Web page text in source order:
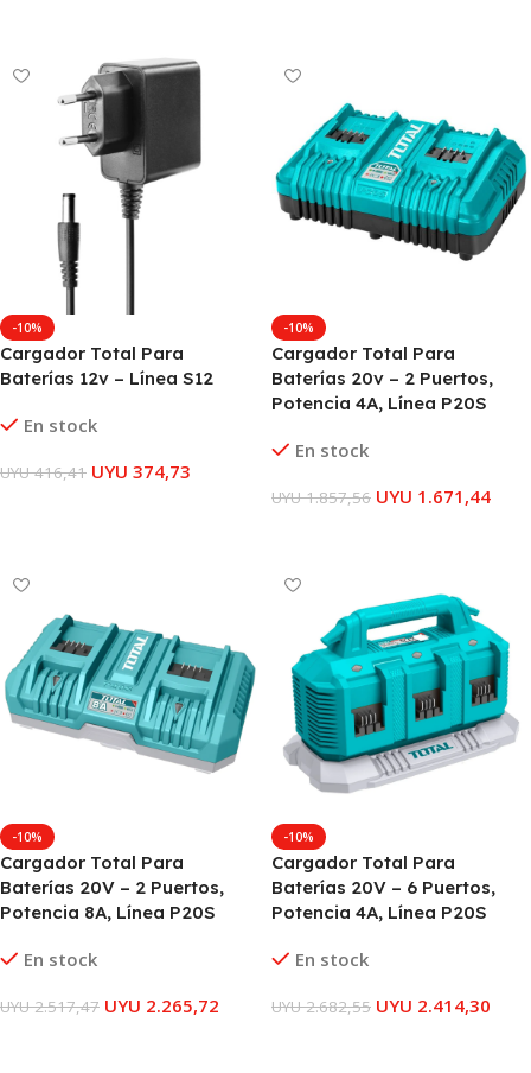
-10%
Cargador Total Para
Baterías 12v – Línea S12
En stock
UYU416,41 UYU 374,73
-10%
Cargador Total Para
Baterías 20v – 2 Puertos,
Potencia 4A, Línea P20S
En stock
UYU1.857,56 UYU 1.671,44
-10%
Cargador Total Para
Baterías 20V – 2 Puertos,
Potencia 8A, Línea P20S
En stock
UYU2.517,47 UYU 2.265,72
-10%
Cargador Total Para
Baterías 20V – 6 Puertos,
Potencia 4A, Línea P20S
En stock
UYU2.682,55 UYU 2.414,30